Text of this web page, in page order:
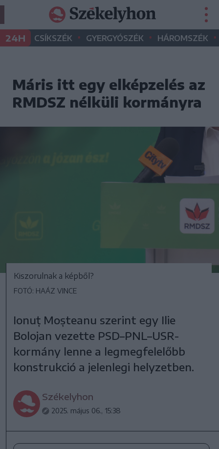
24H CSÍKSZÉK • GYERGYÓSZÉK • HÁROMSZÉK •
Máris itt egy elképzelés az
RMDSZ nélküli kormányra
Kiszorulnak a képből?
FOTÓ: HAÁZ VINCE
Ionuț Moșteanu szerint egy Ilie
Bolojan vezette PSD–PNL–USR-
kormány lenne a legmegfelelőbb
konstrukció a jelenlegi helyzetben.
Székelyhon
2025. május 06., 15:38